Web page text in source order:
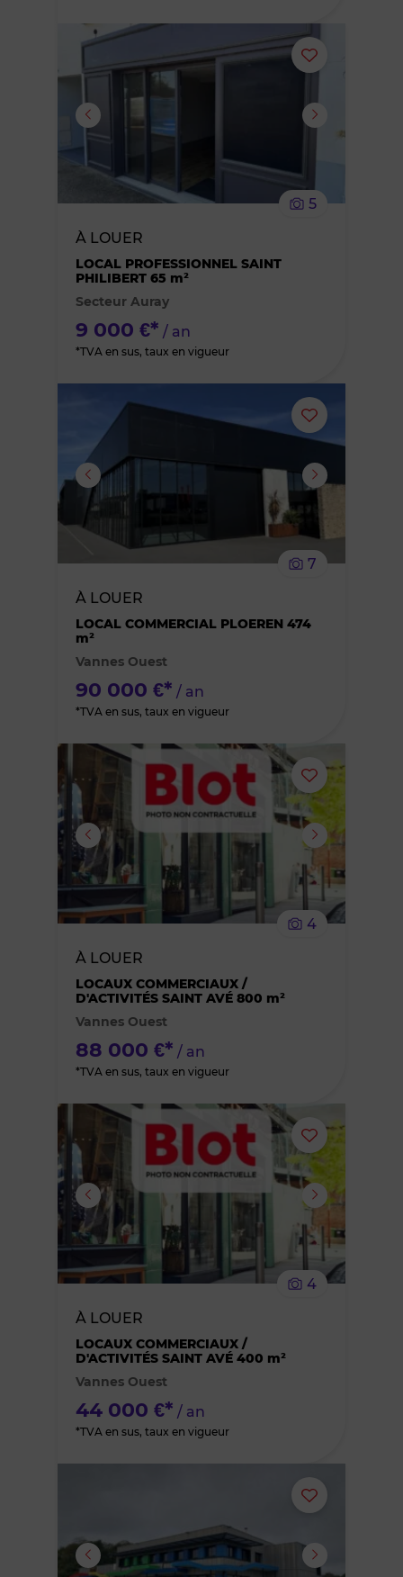
Ajouter
ou
supprimer
5
À LOUER
LOCAL PROFESSIONNEL SAINT
PHILIBERT 65 m²
Secteur Auray
9 000 €* / an
*TVA en sus, taux en vigueur
Ajouter
ou
le
7
À LOUER
LOCAL COMMERCIAL PLOEREN 474
m²
Vannes Ouest
90 000 €* / an
*TVA en sus, taux en vigueur
Ajouter
ou
le
4
À LOUER
LOCAUX COMMERCIAUX /
D'ACTIVITÉS SAINT AVÉ 800 m²
Vannes Ouest
88 000 €* / an
*TVA en sus, taux en vigueur
Ajouter
ou
le
4
À LOUER
LOCAUX COMMERCIAUX /
D'ACTIVITÉS SAINT AVÉ 400 m²
Vannes Ouest
44 000 €* / an
*TVA en sus, taux en vigueur
Ajouter